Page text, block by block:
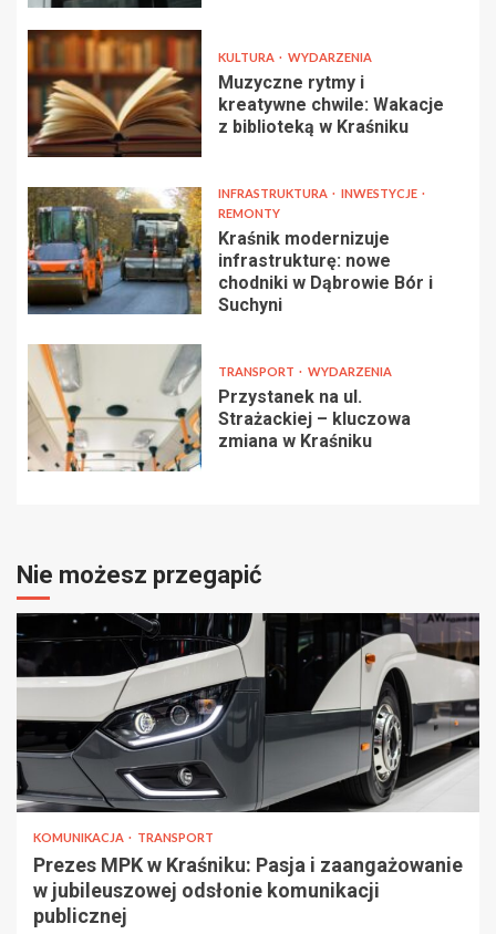
KULTURA WYDARZENIA
Muzyczne rytmy i
kreatywne chwile: Wakacje
z biblioteką w Kraśniku
INFRASTRUKTURA
INWESTYCJE
REMONTY
Kraśnik modernizuje
infrastrukturę: nowe
chodniki w Dąbrowie Bór i
Suchyni
TRANSPORT WYDARZENIA
Przystanek na ul.
Strażackiej – kluczowa
zmiana w Kraśniku
Nie możesz przegapić
KOMUNIKACJA TRANSPORT
Prezes MPK w Kraśniku: Pasja i zaangażowanie
w jubileuszowej odsłonie komunikacji
publicznej